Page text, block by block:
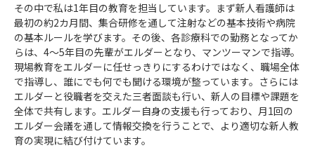
その中で私は1年目の教育を担当しています。まず新人看護師は
最初の約2カ月間、集合研修を通して注射などの基本技術や病院
の基本ルールを学びます。その後、各診療科での勤務となってか
らは、4～5年目の先輩がエルダーとなり、マンツーマンで指導。
現場教育をエルダーに任せっきりにするわけではなく、職場全体
で指導し、誰にでも何でも聞ける環境が整っています。さらには
エルダーと役職者を交えた三者面談も行い、新人の目標や課題を
全体で共有します。エルダー自身の支援も行っており、月1回の
エルダー会議を通して情報交換を行うことで、より適切な新人教
育の実現に結び付けています。